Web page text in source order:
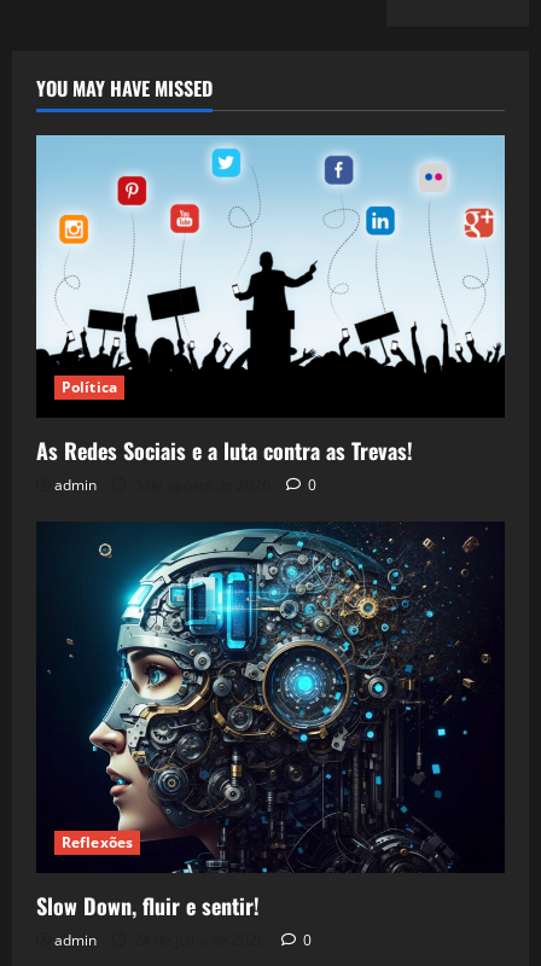
YOU MAY HAVE MISSED
Política
As Redes Sociais e a luta contra as Trevas!
admin 0
Reflexões
Slow Down, fluir e sentir!
admin 0